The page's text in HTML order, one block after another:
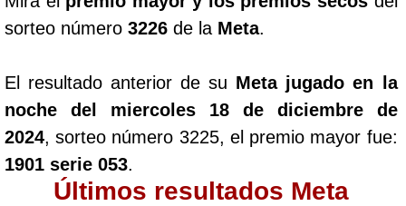
Paisita Día
Paisita Noche
Paisita 3
Pick 3 Día
sorteo número 3226 de la Meta.
El resultado anterior de su Meta jugado en la
noche del miercoles 18 de diciembre de
2024, sorteo número 3225, el premio mayor fue:
1901 serie 053.
Últimos resultados Meta